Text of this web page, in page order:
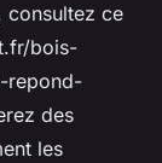
consultez ce
bois-
repond-
des
les